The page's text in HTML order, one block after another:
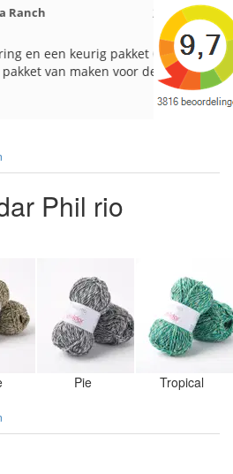
pakket Ga er
voor de markt.
Hilde uit
Reeds
de service.
Phil rio
Pie Tropical